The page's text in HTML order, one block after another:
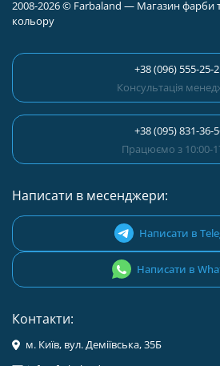
2008-2026 © Farbaland — Магазин фарби
кольору
+38 (096) 555-25-
Консультація
+38 (095) 831-36-
Працюємо з 10:00-
Написати в месенджери:
Написати в
Написати в
Контакти:
м. Київ, вул. Деміївська, 35Б